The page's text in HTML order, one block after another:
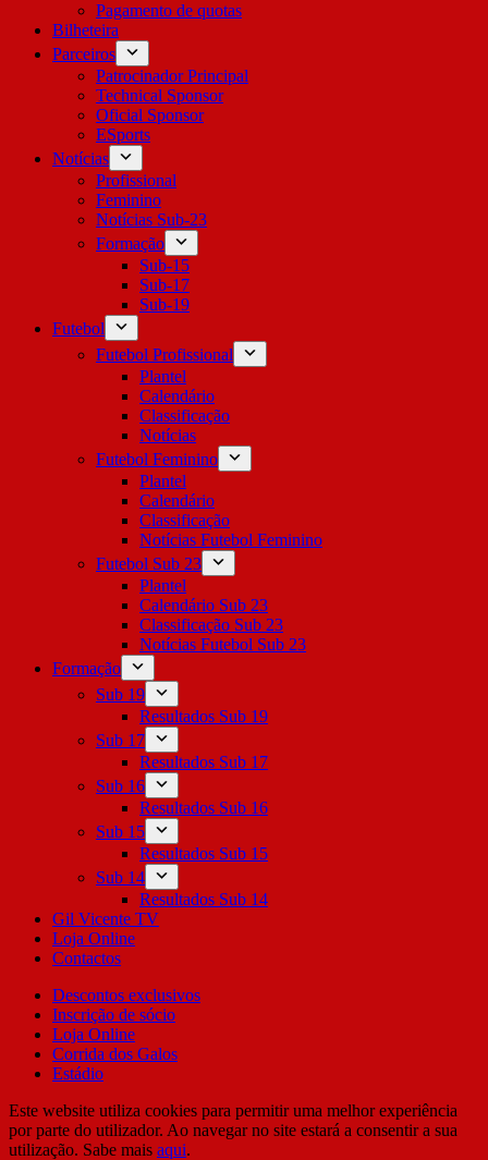
Pagamento de quotas
Bilheteira
Parceiros
Patrocinador Principal
Technical Sponsor
Oficial Sponsor
ESports
Notícias
Profissional
Feminino
Notícias Sub-23
Formação
Sub-15
Sub-17
Sub-19
Futebol
Futebol Profissional
Plantel
Calendário
Classificação
Notícias
Futebol Feminino
Plantel
Calendário
Classificação
Notícias Futebol Feminino
Futebol Sub 23
Plantel
Calendário Sub 23
Classificação Sub 23
Notícias Futebol Sub 23
Formação
Sub 19
Resultados Sub 19
Sub 17
Resultados Sub 17
Sub 16
Resultados Sub 16
Sub 15
Resultados Sub 15
Sub 14
Resultados Sub 14
Gil Vicente TV
Loja Online
Contactos
Descontos exclusivos
Inscrição de sócio
Loja Online
Corrida dos Galos
Estádio
Este website utiliza cookies para permitir uma melhor experiência
por parte do utilizador. Ao navegar no site estará a consentir a sua
utilização. Sabe mais aqui.